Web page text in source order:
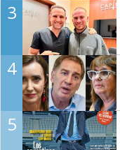
3
4
5